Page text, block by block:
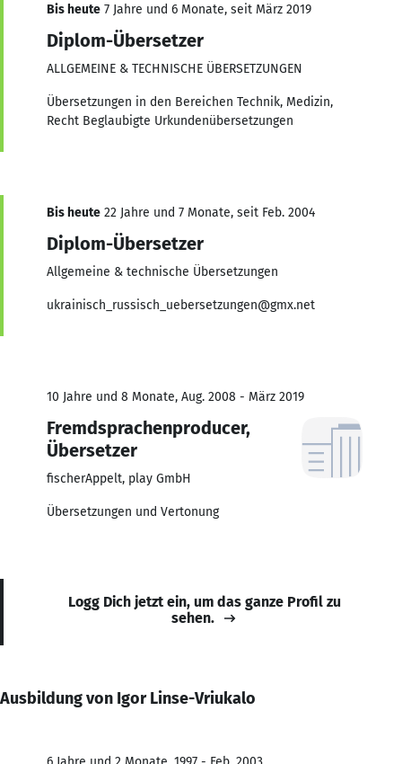
Bis heute 7 Jahre und 6 Monate, seit März 2019
Diplom-Übersetzer
ALLGEMEINE & TECHNISCHE ÜBERSETZUNGEN
Übersetzungen in den Bereichen Technik, Medizin,
Recht Beglaubigte Urkundenübersetzungen
Bis heute 22 Jahre und 7 Monate, seit Feb. 2004
Diplom-Übersetzer
Allgemeine & technische Übersetzungen
ukrainisch_russisch_uebersetzungen@gmx.net
10 Jahre und 8 Monate, Aug. 2008 - März 2019
Fremdsprachenproducer,
Übersetzer
fischerAppelt, play GmbH
Übersetzungen und Vertonung
Logg Dich jetzt ein, um das ganze Profil zu
sehen.
Ausbildung von Igor Linse-Vriukalo